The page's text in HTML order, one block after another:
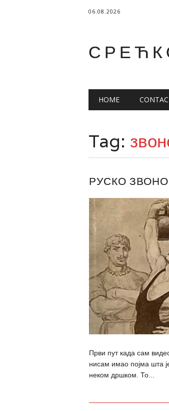
06.08.2026
Main
HOME
Tag:
РУСКО ЗВОНО
Први пут када сам
нисам имао појма шта
неком дршком. То...